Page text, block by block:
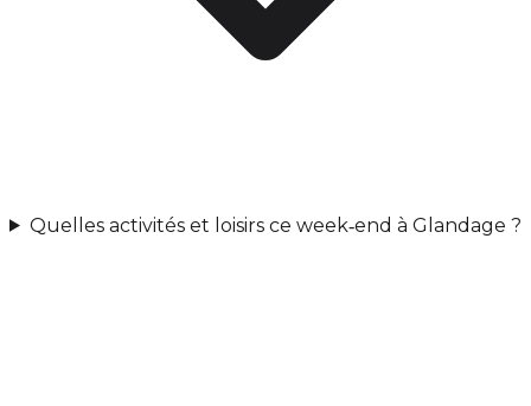
Quelles activités et loisirs ce week‑end à Glandage ?